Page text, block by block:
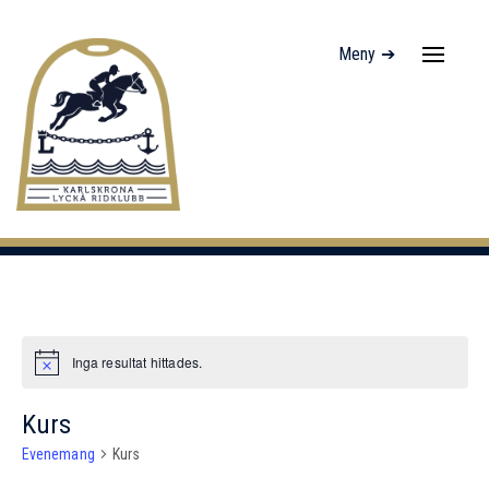
Meny ➔
Notis Inga resultat hittades.
Kurs
Evenemang Kurs